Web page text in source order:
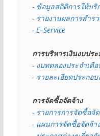
- ข้อมูลสถิติการให้บริ
- รายงานผลการสำร
- E–Service
การบริหารเงินงบปร
- งบทดลองประจำเดื
- รายละเอียดประกอบ
การจัดซื้อจัดจ้าง
- รายการการจัดซื้อจั
- แผนการจัดซื้อจัดจ้า